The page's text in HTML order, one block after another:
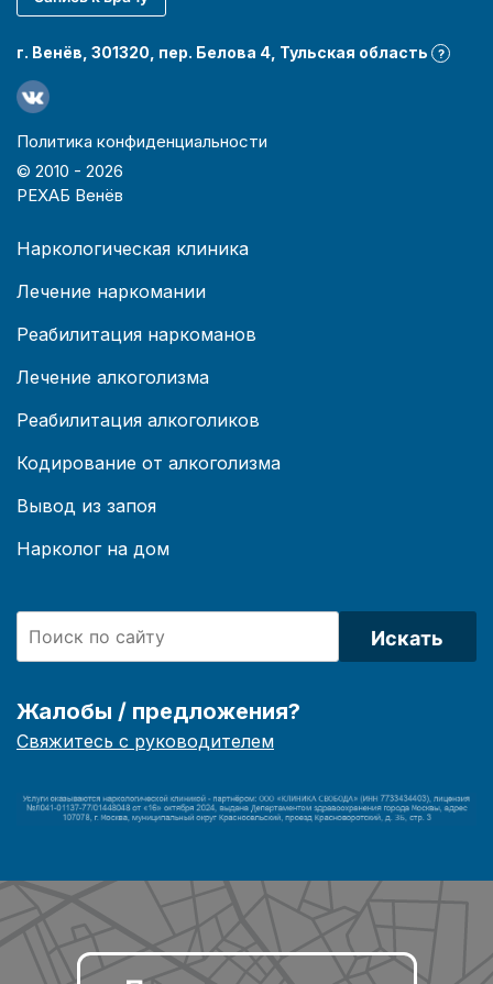
г. Венёв, 301320, пер. Белова 4, Тульская область ?
Политика конфиденциальности
© 2010 - 2026
РЕХАБ Венёв
Наркологическая клиника
Лечение наркомании
Реабилитация наркоманов
Лечение алкоголизма
Реабилитация алкоголиков
Кодирование от алкоголизма
Вывод из запоя
Нарколог на дом
Искать
Жалобы / предложения?
Свяжитесь с руководителем